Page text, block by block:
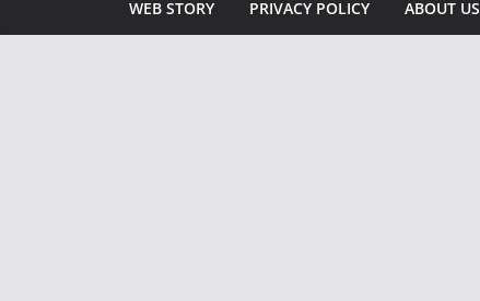
WEB STORY PRIVACY POLICY ABOUT US